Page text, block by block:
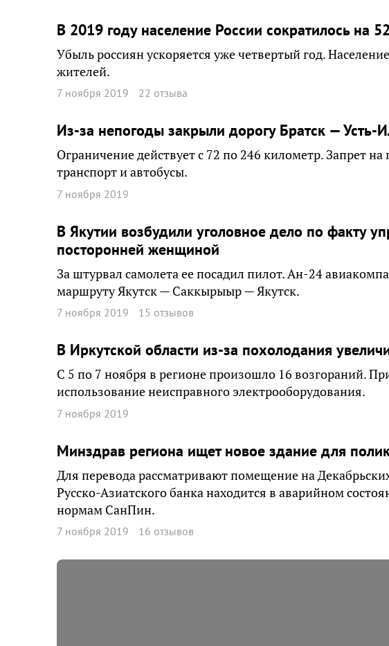
В 2019 году население России сократилось на
Убыль россиян ускоряется уже четвертый год.
жителей.
7 ноября 2019 22 отзыва
Из-за непогоды закрыли дорогу Братск — Усть-
Ограничение действует с 72 по 246 километр. Запрет на
транспорт и автобусы.
7 ноября 2019
В Якутии возбудили уголовное дело по факту
посторонней женщиной
За штурвал самолета ее посадил пилот. Ан-24
маршруту Якутск — Саккырыыр — Якутск.
7 ноября 2019 15 отзывов
В Иркутской области из-за похолодания
С 5 по 7 ноября в регионе произошло 16 возгораний.
использование неисправного электрооборудования.
7 ноября 2019
Минздрав региона ищет новое здание для
Для перевода рассматривают помещение на
Русско-Азиатского банка находится в аварийном
нормам СанПин.
7 ноября 2019 16 отзывов